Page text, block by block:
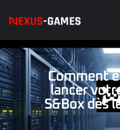
Comment
lancer
S&Box dès